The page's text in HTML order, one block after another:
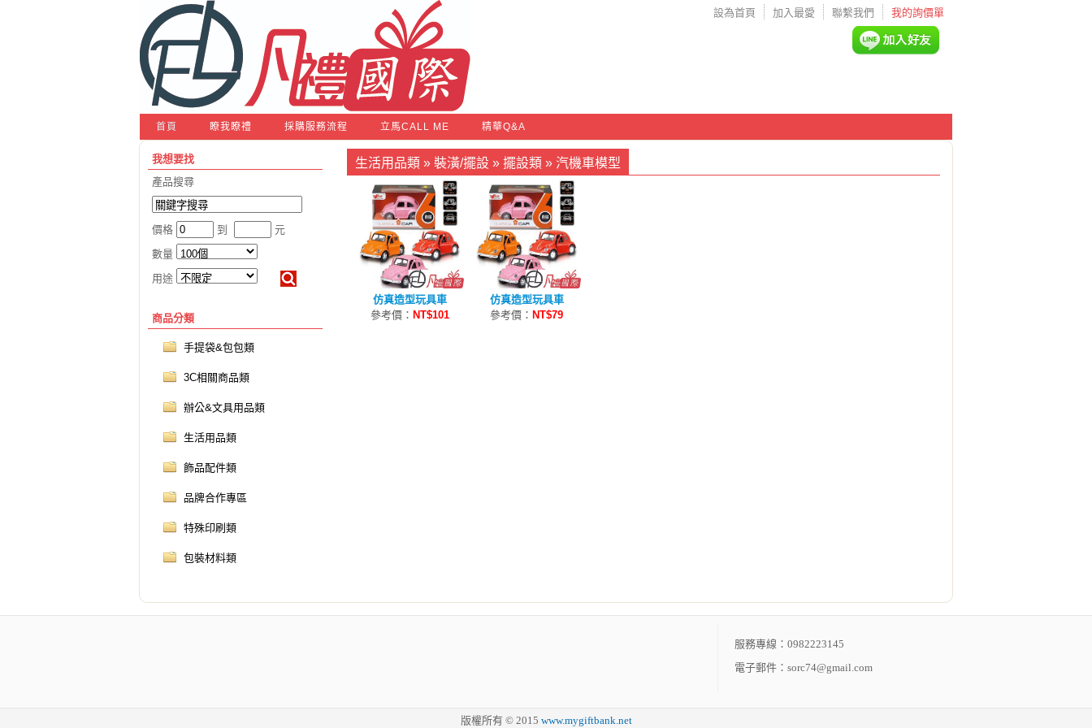
設為首頁 加入最愛 聯繫我們 我的詢價單
首頁 瞭我瞭禮 採購服務流程 立馬CALL ME 精華Q&A
我想要找
產品搜尋
價格 到
元
數量
用途
商品分類
手提袋&包包類
3C相關商品類
辦公&文具用品類
生活用品類
飾品配件類
品牌合作專區
特殊印刷類
包裝材料類
生活用品類 » 裝潢/擺設 » 擺設類 » 汽機車模型
仿真造型玩具車
參考價： NT$101
仿真造型玩具車
參考價： NT$79
服務專線：0982223145
電子郵件：sorc74@gmail.com
版權所有 © 2015 www.mygiftbank.net